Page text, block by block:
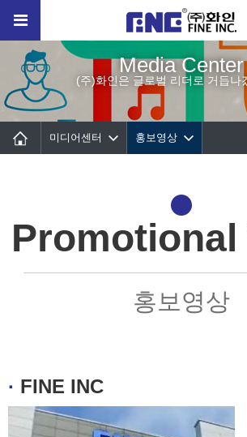
Media Center
(주)화인은 글로벌 리더로 거듭나
미디어센터 홍보영상
Promotional
홍보영상
· FINE INC